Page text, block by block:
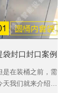
袋封口封口案例
是在装桶之前，需
我们就来介绍一